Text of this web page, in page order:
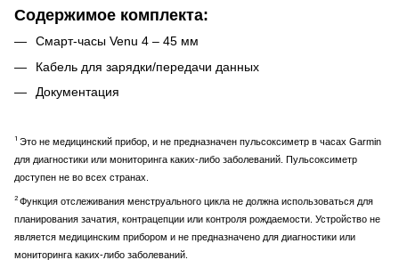
Содержимое комплекта:
Смарт-часы Venu 4 – 45 мм
Кабель для зарядки/передачи данных
Документация
1 Это не медицинский прибор, и не предназначен пульсоксиметр в часах Garmin
для диагностики или мониторинга каких-либо заболеваний. Пульсоксиметр
доступен не во всех странах.
2 Функция отслеживания менструального цикла не должна использоваться для
планирования зачатия, контрацепции или контроля рождаемости. Устройство не
является медицинским прибором и не предназначено для диагностики или
мониторинга каких-либо заболеваний.